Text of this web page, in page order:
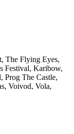
The Flying Eyes,
Festival, Karibow,
Prog The Castle,
Voivod, Vola,